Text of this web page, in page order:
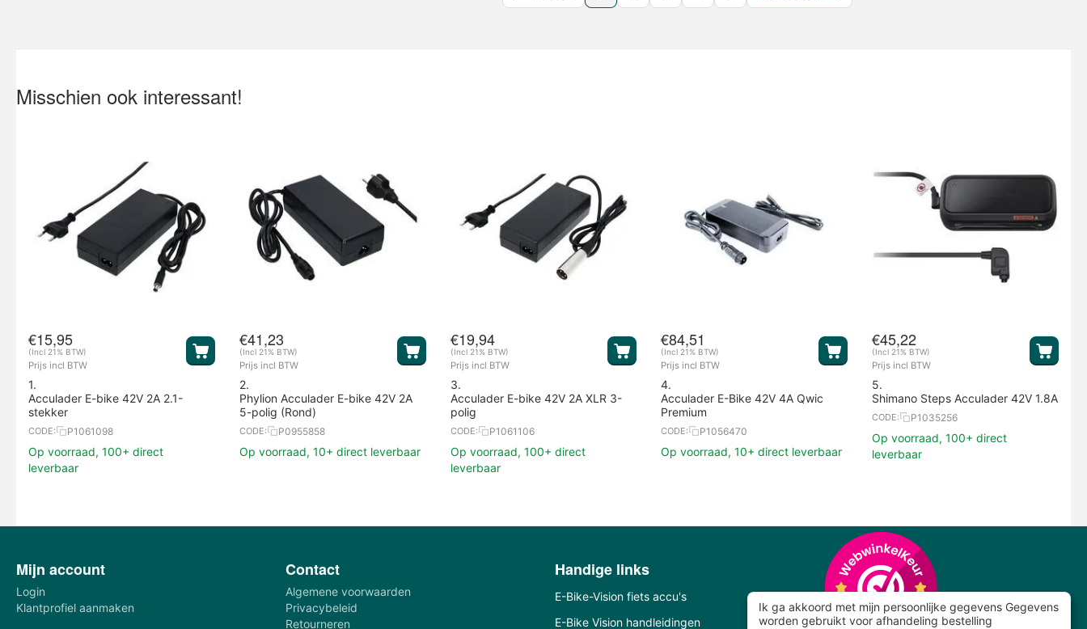
Misschien ook interessant!
€15,95
(Incl 21% BTW)
Prijs incl BTW
1.
Acculader E-bike 42V 2A 2.1-
stekker
CODE: P1061098
Op voorraad, 100+ direct
leverbaar
€41,23
(Incl 21% BTW)
Prijs incl BTW
2.
Phylion Acculader E-bike 42V 2A
5-polig (Rond)
CODE: P0955858
Op voorraad, 10+ direct leverbaar
€19,94
(Incl 21% BTW)
Prijs incl BTW
3.
Acculader E-bike 42V 2A XLR 3-
polig
CODE: P1061106
Op voorraad, 100+ direct
leverbaar
€84,51
(Incl 21% BTW)
Prijs incl BTW
4.
Acculader E-Bike 42V 4A Qwic
Premium
CODE: P1056470
Op voorraad, 10+ direct leverbaar
€45,22
(Incl 21% BTW)
Prijs incl BTW
5.
Shimano Steps Acculader 42V 1.8A
CODE: P1035256
Op voorraad, 100+ direct
leverbaar
Mijn account
Login
Klantprofiel aanmaken
Contact
Algemene voorwaarden
Privacybeleid
Retourneren
Handige links
E-Bike-Vision fiets accu's
E-Bike Vision handleidingen
Ik ga akkoord met mijn persoonlijke gegevens Gegevens
worden gebruikt voor afhandeling bestelling